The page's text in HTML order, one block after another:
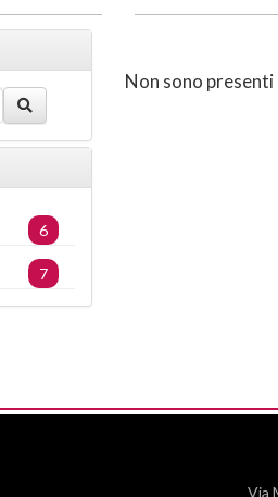
Non sono
6
7
Via